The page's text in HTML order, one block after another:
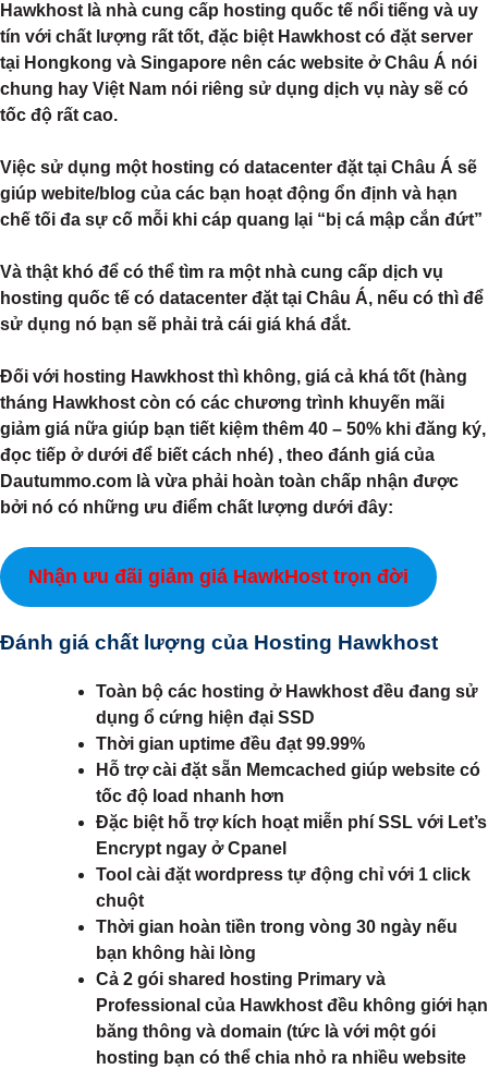
Hawkhost là nhà cung cấp hosting quốc tế nổi tiếng và uy
tín với chất lượng rất tốt, đặc biệt Hawkhost có đặt server
tại Hongkong và Singapore nên các website ở Châu Á nói
chung hay Việt Nam nói riêng sử dụng dịch vụ này sẽ có
tốc độ rất cao.
Việc sử dụng một hosting có datacenter đặt tại Châu Á sẽ
giúp webite/blog của các bạn hoạt động ổn định và hạn
chế tối đa sự cố mỗi khi cáp quang lại “bị cá mập cắn đứt”
Và thật khó để có thể tìm ra một nhà cung cấp dịch vụ
hosting quốc tế có datacenter đặt tại Châu Á, nếu có thì để
sử dụng nó bạn sẽ phải trả cái giá khá đắt.
Đối với hosting Hawkhost thì không, giá cả khá tốt (hàng
tháng Hawkhost còn có các chương trình khuyến mãi
giảm giá nữa giúp bạn tiết kiệm thêm 40 – 50% khi đăng ký,
đọc tiếp ở dưới để biết cách nhé) , theo đánh giá của
Dautummo.com là vừa phải hoàn toàn chấp nhận được
bởi nó có những ưu điểm chất lượng dưới đây:
Nhận ưu đãi giảm giá HawkHost trọn đời
Đánh giá chất lượng của Hosting Hawkhost
Toàn bộ các hosting ở Hawkhost đều đang sử
dụng ổ cứng hiện đại SSD
Thời gian uptime đều đạt 99.99%
Hỗ trợ cài đặt sẵn Memcached giúp website có
tốc độ load nhanh hơn
Đặc biệt hỗ trợ kích hoạt miễn phí SSL với Let’s
Encrypt ngay ở Cpanel
Tool cài đặt wordpress tự động chỉ với 1 click
chuột
Thời gian hoàn tiền trong vòng 30 ngày nếu
bạn không hài lòng
Cả 2 gói shared hosting Primary và
Professional của Hawkhost đều không giới hạn
băng thông và domain (tức là với một gói
hosting bạn có thể chia nhỏ ra nhiều website